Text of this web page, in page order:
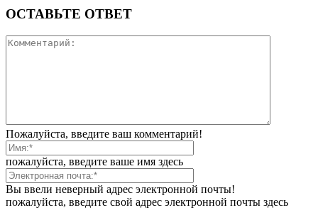
ОСТАВЬТЕ ОТВЕТ
Пожалуйста, введите ваш комментарий!
пожалуйста, введите ваше имя здесь
Вы ввели неверный адрес электронной почты!
пожалуйста, введите свой адрес электронной почты здесь